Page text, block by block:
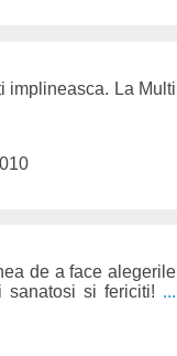
implineasca. La Multi
de a face alegerile
sanatosi si fericiti! ...